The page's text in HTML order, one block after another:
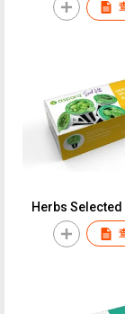
Herbs Selected